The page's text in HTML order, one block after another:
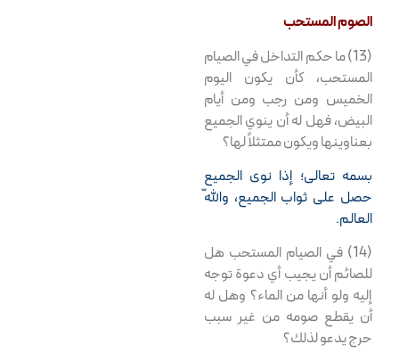
الصوم المستحب
(13) ما حكم التداخل في الصيام
المستحب، كأن يكون اليوم
الخميس ومن رجب ومن أيام
البيض، فهل له أن ينوي الجميع
بعناوينها ويكون ممتثلاً لها؟
بسمه تعالى؛ إذا نوى الجميع
حصل على ثواب الجميع، واللّه
العالم.
(14) في الصيام المستحب هل
للصائم أن يجيب أي دعوة توجه
إليه ولو أنها من الماء؟ وهل له
أن يقطع صومه من غير سبب
حرج يدعو لذلك؟